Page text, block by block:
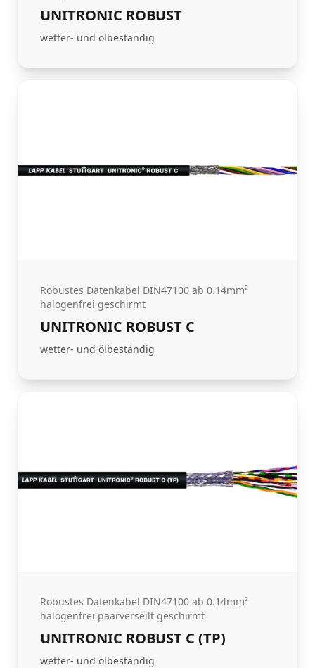
UNITRONIC ROBUST
wetter- und ölbeständig
Robustes Datenkabel DIN47100 ab 0.14mm²
halogenfrei geschirmt
UNITRONIC ROBUST C
wetter- und ölbeständig
Robustes Datenkabel DIN47100 ab 0.14mm²
halogenfrei paarverseilt geschirmt
UNITRONIC ROBUST C (TP)
wetter- und ölbeständig